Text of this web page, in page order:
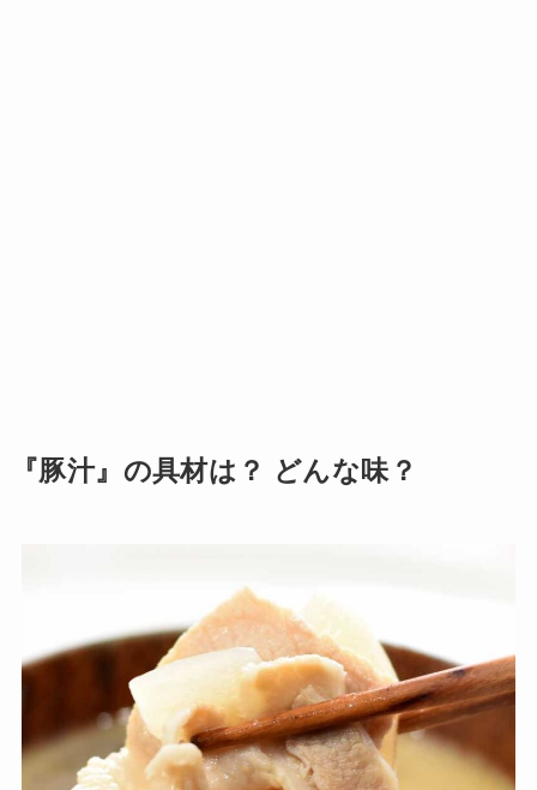
『豚汁』の具材は？ どんな味？